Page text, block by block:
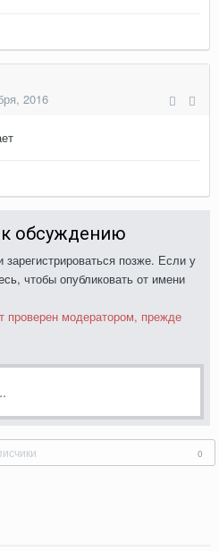
2016
обсуждению
позже. Если у
, чтобы опубликовать от имени
проверен модератором, прежде
0